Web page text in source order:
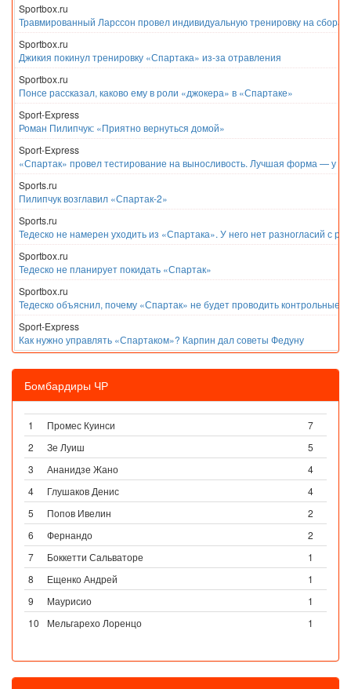
Sportbox.ru
Травмированный Ларссон провел индивидуальную тренировку на
Sportbox.ru
Джикия покинул тренировку «Спартака» из-за отравления
Sportbox.ru
Понсе рассказал, каково ему в роли «джокера» в «Спартаке»
Sport-Express
Роман Пилипчук: «Приятно вернуться домой»
Sport-Express
«Спартак» провел тестирование на выносливость. Лучшая форма — у
Sports.ru
Пилипчук возглавил «Спартак-2»
Sports.ru
Тедеско не намерен уходить из «Спартака». У него нет разногласий с
Sportbox.ru
Тедеско не планирует покидать «Спартак»
Sportbox.ru
Тедеско объяснил, почему «Спартак» не будет проводить контрольные
Sport-Express
Как нужно управлять «Спартаком»? Карпин дал советы Федуну
Бомбардиры ЧР
1 Промес Куинси
7
2
Зе Луиш
5
3
Ананидзе Жано
4
4
Глушаков Денис
4
5
Попов Ивелин
2
6
Фернандо
2
7
Боккетти Сальваторе
1
8
Ещенко Андрей
1
9
Маурисио
1
10
Мельгарехо Лоренцо 1